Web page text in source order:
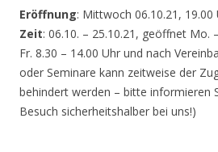
Eröffnung: Mittwoch 06.10.21, 19.00
Zeit: 06.10. – 25.10.21, geöffnet Mo.
Fr. 8.30 – 14.00 Uhr und nach
oder Seminare kann zeitweise der
behindert werden – bitte informieren
Besuch sicherheitshalber bei uns!)